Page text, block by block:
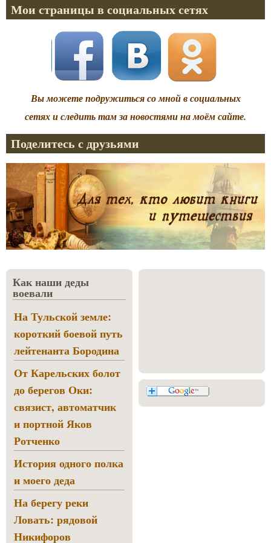
Мои страницы в социальных сетях
Вы можете подружиться со мной в социальных
сетях и следить там за новостями на моём сайте.
Поделитесь с друзьями
Как наши деды
воевали
На Тульской земле:
короткий боевой путь
лейтенанта Бородина
От Карельских болот
до берегов Оки:
связист, автоматчик
и портной Яков
Ротченко
История одного полка
и моего деда
На берегу реки
Ловать: рядовой
Никифоров